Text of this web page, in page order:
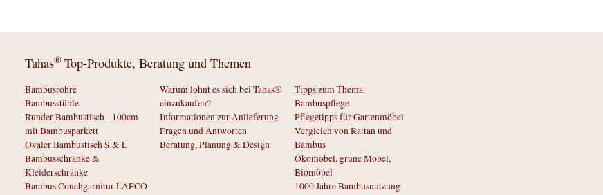
Tahas® Top-Produkte, Beratung und Themen
Bambusrohre
Bambusstühle
Runder Bambustisch - 100cm
mit Bambusparkett
Ovaler Bambustisch S & L
Bambusschränke &
Kleiderschränke
Bambus Couchgarnitur LAFCO
Warum lohnt es sich bei Tahas®
einzukaufen?
Informationen zur Anlieferung
Fragen und Antworten
Beratung, Planung & Design
Tipps zum Thema
Bambuspflege
Pflegetipps für Gartenmöbel
Vergleich von Rattan und
Bambus
Ökomöbel, grüne Möbel,
Biomöbel
1000 Jahre Bambusnutzung